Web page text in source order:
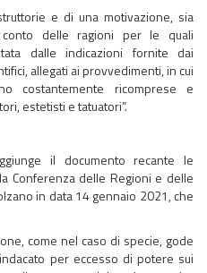
e di una motivazione, sia
delle ragioni per le quali
dalle indicazioni fornite dai
allegati ai provvedimenti, in cui
costantemente ricomprese e
estetisti e tatuatori”.
il documento recante le
Conferenza delle Regioni e delle
in data 14 gennaio 2021, che
come nel caso di specie, gode
per eccesso di potere sui